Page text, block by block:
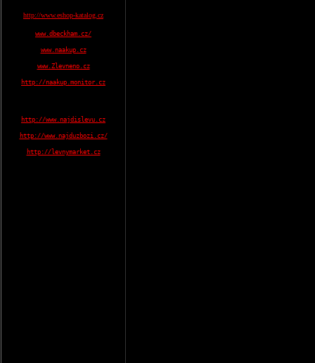
http://www.eshop-katalog.cz
www.dbeckham.cz/
www.naakup.cz
www.Zlevneno.cz
http://naakup.monitor.cz
http://www.najdislevu.cz
http://www.najduzbozi.cz/
http://levnymarket.cz